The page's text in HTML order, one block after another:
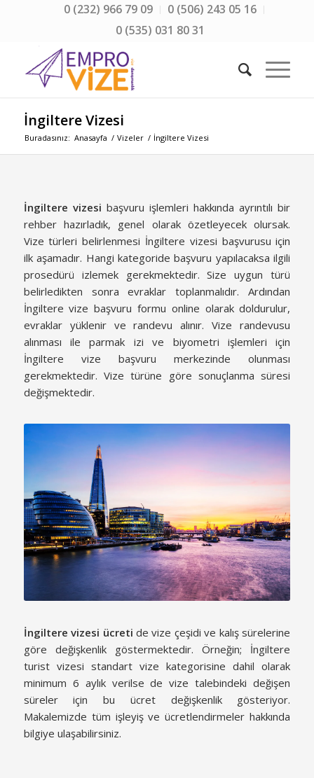
0 (232) 966 79 09
0 (506) 243 05 16
0 (535) 031 80 31
İngiltere Vizesi
Buradasınız: Anasayfa / Vizeler / İngiltere Vizesi
İngiltere vizesi başvuru işlemleri hakkında ayrıntılı bir
rehber hazırladık, genel olarak özetleyecek olursak.
Vize türleri belirlenmesi İngiltere vizesi başvurusu için
ilk aşamadır. Hangi kategoride başvuru yapılacaksa ilgili
prosedürü izlemek gerekmektedir. Size uygun türü
belirledikten sonra evraklar toplanmalıdır. Ardından
İngiltere vize başvuru formu online olarak doldurulur,
evraklar yüklenir ve randevu alınır. Vize randevusu
alınması ile parmak izi ve biyometri işlemleri için
İngiltere vize başvuru merkezinde olunması
gerekmektedir. Vize türüne göre sonuçlanma süresi
değişmektedir.
İngiltere vizesi ücreti de vize çeşidi ve kalış sürelerine
göre değişkenlik göstermektedir. Örneğin; İngiltere
turist vizesi standart vize kategorisine dahil olarak
minimum 6 aylık verilse de vize talebindeki değişen
süreler için bu ücret değişkenlik gösteriyor.
Makalemizde tüm işleyiş ve ücretlendirmeler hakkında
bilgiye ulaşabilirsiniz.